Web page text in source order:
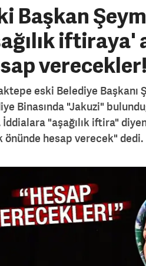
Başkan
verecekler!
eski Belediye Başkanı
Binasında "Jakuzi"
İddialara "aşağılık iftira"
önünde hesap verecek" dedi.